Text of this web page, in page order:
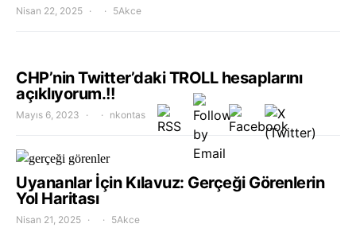
Nisan 22, 2025 5Akce
CHP’nin Twitter’daki TROLL hesaplarını
açıklıyorum.!!
Mayıs 6, 2023 nkontas
Uyananlar İçin Kılavuz: Gerçeği Görenlerin
Yol Haritası
Nisan 21, 2025 5Akce